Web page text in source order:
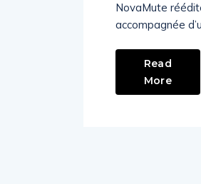
NovaMute
accompagnée
Read
More